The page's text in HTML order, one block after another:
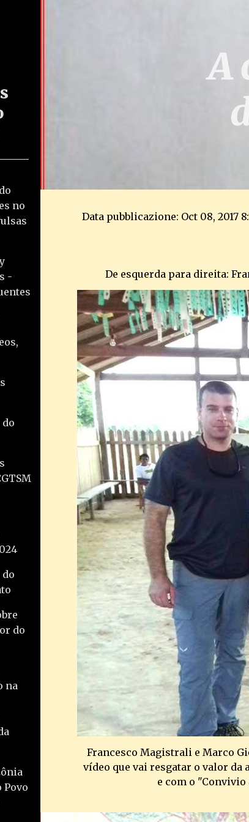
no
-
do
na
Povo
A
Data pubblicazione: Oct 08, 2017
De esquerda para direita:
Francesco Magistrali e Marco
vídeo que vai resgatar o valor da
e com o